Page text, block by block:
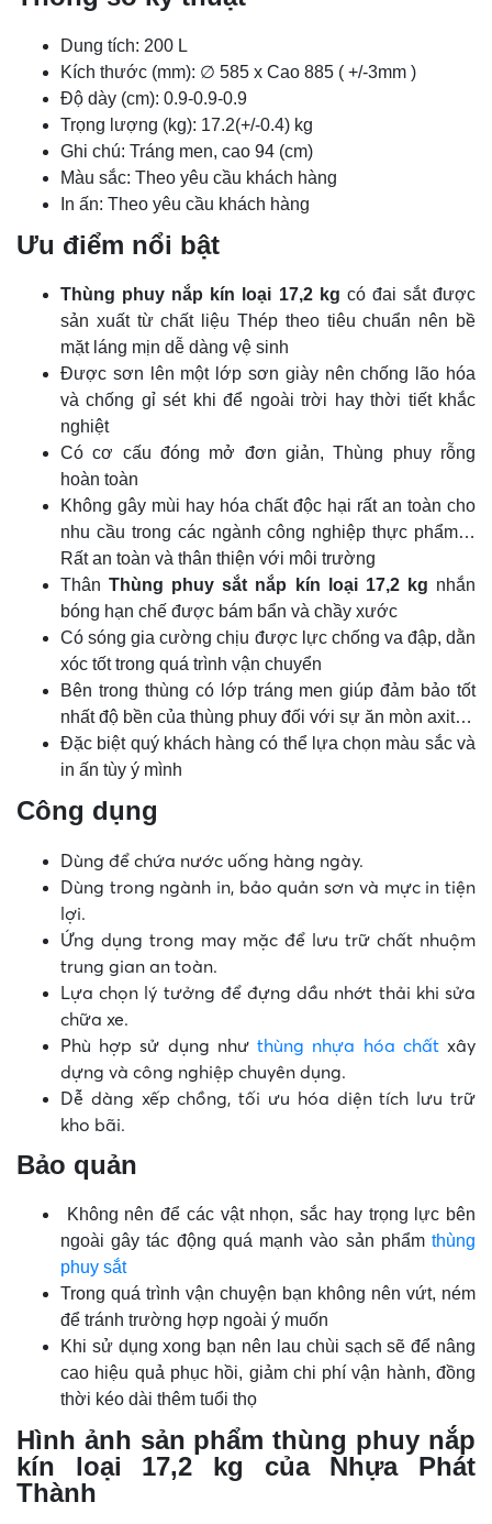
Dung tích: 200 L
Kích thước (mm): ∅ 585 x Cao 885 ( +/-3mm )
Độ dày (cm): 0.9-0.9-0.9
Trọng lượng (kg): 17.2(+/-0.4) kg
Ghi chú: Tráng men, cao 94 (cm)
Màu sắc: Theo yêu cầu khách hàng
In ấn: Theo yêu cầu khách hàng
Ưu điểm nổi bật
Thùng phuy nắp kín loại 17,2 kg có đai sắt được
sản xuất từ chất liệu Thép theo tiêu chuẩn nên bề
mặt láng mịn dễ dàng vệ sinh
Được sơn lên một lớp sơn giày nên chống lão hóa
và chống gỉ sét khi để ngoài trời hay thời tiết khắc
nghiệt
Có cơ cấu đóng mở đơn giản, Thùng phuy rỗng
hoàn toàn
Không gây mùi hay hóa chất độc hại rất an toàn cho
nhu cầu trong các ngành công nghiệp thực phẩm…
Rất an toàn và thân thiện với môi trường
ThânThùng phuy sắt nắp kín loại 17,2 kg nhắn
bóng hạn chế được bám bẩn và chầy xước
Có sóng gia cường chịu được lực chống va đập, dằn
xóc tốt trong quá trình vận chuyển
Bên trong thùng có lớp tráng men giúp đảm bảo tốt
nhất độ bền của thùng phuy đối với sự ăn mòn axit…
Đặc biệt quý khách hàng có thể lựa chọn màu sắc và
in ấn tùy ý mình
Công dụng
Dùng để chứa nước uống hàng ngày.
Dùng trong ngành in, bảo quản sơn và mực in tiện
lợi.
Ứng dụng trong may mặc để lưu trữ chất nhuộm
trung gian an toàn.
Lựa chọn lý tưởng để đựng dầu nhớt thải khi sửa
chữa xe.
Phù hợp sử dụng nhưthùng nhựa hóa chấtxây
dựng và công nghiệp chuyên dụng.
Dễ dàng xếp chồng, tối ưu hóa diện tích lưu trữ
kho bãi.
Bảo quản
­ Không nên để các vật nhọn, sắc hay trọng lực bên
ngoài gây tác động quá mạnh vào sản phẩm thùng
phuy sắt
Trong quá trình vận chuyện bạn không nên vứt, ném
để tránh trường hợp ngoài ý muốn
Khi sử dụng xong bạn nên lau chùi sạch sẽ để nâng
cao hiệu quả phục hồi, giảm chi phí vận hành, đồng
thời kéo dài thêm tuổi thọ
Hình ảnh sản phẩmthùng phuy nắp
kín loại 17,2 kg của Nhựa Phát
Thành